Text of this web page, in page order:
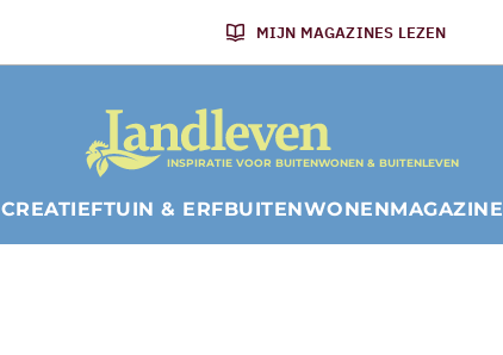
MIJN MAGAZINES LEZEN
INSPIRATIE VOOR BUITENWONEN & BUITENLEVEN
CREATIEFTUIN & ERFBUITENWONENMAGAZINE